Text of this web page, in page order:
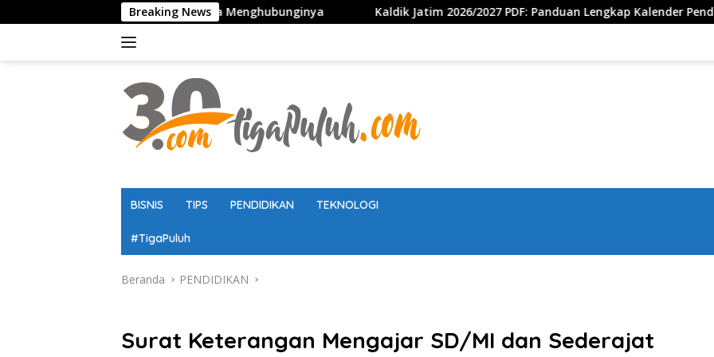
ke
Breaking News
Lengkap Cara Menghubunginya Kaldik Jatim 2026/2027 PDF: Panduan Lengkap Kalender Pendidikan Jawa Timur,
BISNIS TIPS PENDIDIKAN TEKNOLOGI
#TigaPuluh
Beranda PENDIDIKAN
Surat Keterangan Mengajar SD/MI dan Sederajat